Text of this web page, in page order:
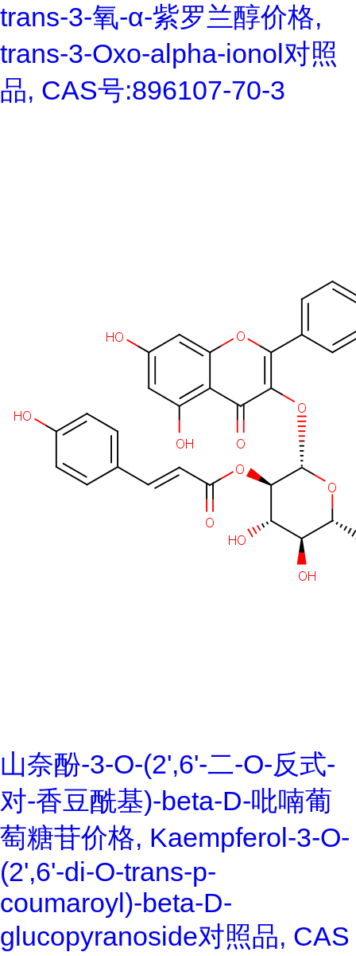
trans-3-氧-α-紫罗兰醇价格,
trans-3-Oxo-alpha-ionol对照
品, CAS号:896107-70-3
山奈酚-3-O-(2',6'-二-O-反式-
对-香豆酰基)-beta-D-吡喃葡
萄糖苷价格, Kaempferol-3-O-
(2',6'-di-O-trans-p-
coumaroyl)-beta-D-
glucopyranoside对照品, CAS